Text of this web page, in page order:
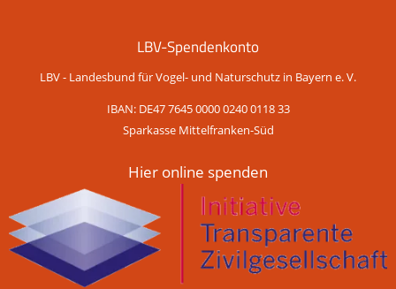
LBV-Spendenkonto
LBV - Landesbund für Vogel- und Naturschutz in Bayern e. V.
IBAN: DE47 7645 0000 0240 0118 33
Sparkasse Mittelfranken-Süd
Hier online spenden